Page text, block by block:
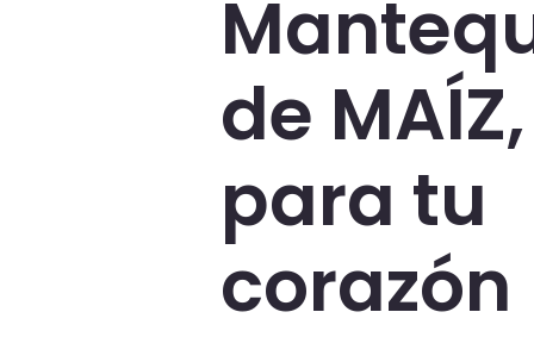
de MAÍZ,
para tu
corazón